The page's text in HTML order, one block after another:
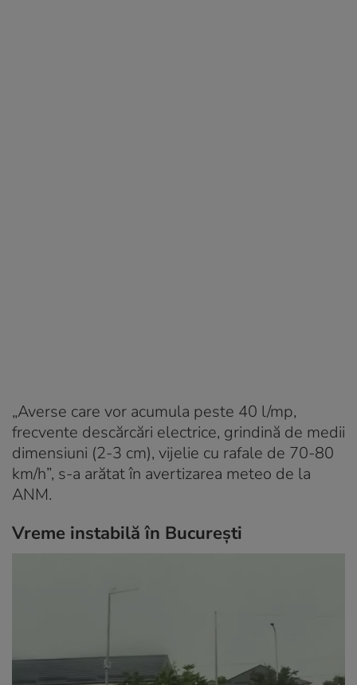
„Averse care vor acumula peste 40 l/mp,
frecvente descărcări electrice, grindină de medii
dimensiuni (2-3 cm), vijelie cu rafale de 70-80
km/h”, s-a arătat în avertizarea meteo de la
ANM.
Vreme instabilă în București